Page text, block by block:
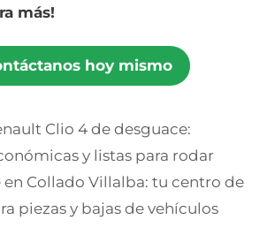
más!
hoy mismo
Clio 4 de desguace:
y listas para rodar
en Collado Villalba: tu centro de
piezas y bajas de vehículos